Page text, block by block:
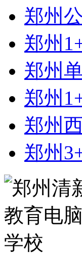
郑州
郑州
郑州
郑州
郑州
郑州